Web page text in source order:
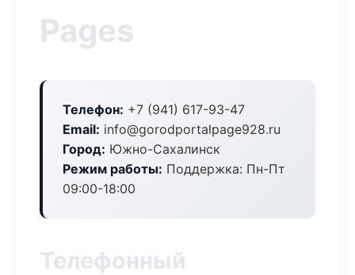
Pages
Телефон: +7 (941) 617-93-47
Email: info@gorodportalpage928.ru
Город: Южно-Сахалинск
Режим работы: Поддержка: Пн-Пт
09:00-18:00
Телефонный